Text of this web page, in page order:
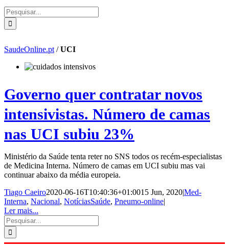
Pesquisar
SaudeOnline.pt /UCI
Governo quer contratar novos
intensivistas. Número de camas
nas UCI subiu 23%
Ministério da Saúde tenta reter no SNS todos os recém-especialistas
de Medicina Interna. Número de camas em UCI subiu mas vai
continuar abaixo da média europeia.
Tiago Caeiro2020-06-16T10:40:36+01:0015 Jun, 2020|Med-
Interna, Nacional, NotíciasSaúde, Pneumo-online|
Ler mais...
Pesquisar